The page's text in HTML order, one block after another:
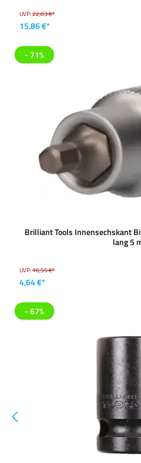
UVP:22,03 €*
15,86 €*
- 71%
Brilliant Tools Innensechskant
lang 5
UVP:16,55 €*
4,64 €*
- 67%